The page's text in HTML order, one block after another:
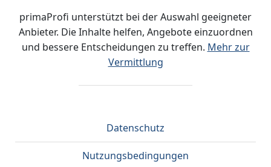
primaProfi unterstützt bei der Auswahl geeigneter
Anbieter. Die Inhalte helfen, Angebote einzuordnen
und bessere Entscheidungen zu treffen. Mehr zur
Vermittlung
Datenschutz
Nutzungsbedingungen